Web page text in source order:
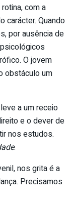
rotina, com a
carácter. Quando
por ausência de
O jovem
obstáculo um
a um receio
e o dever de
nos estudos.
.
nos grita é a
Precisamos